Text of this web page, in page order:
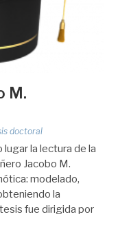
M.
doctoral
la lectura de la
Jacobo M.
modelado,
la
fue dirigida por